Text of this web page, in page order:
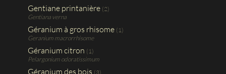
Gentiane printanière (2)
Gentiana verna
Géranium à gros rhisome (1)
Geranium macrorrhisome
Géranium citron (1)
Pelargonium odoratissimum
Géranium des bois (3)